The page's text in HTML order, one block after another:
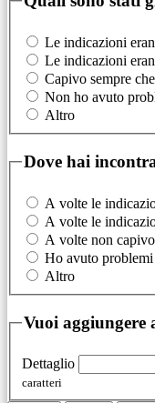
Le indicazioni
Le indicazioni
Capivo sempre
Non ho avuto
Altro
Dove hai
A volte le
A volte le
A volte non
Ho avuto
Altro
Vuoi aggiungere
Dettaglio
caratteri